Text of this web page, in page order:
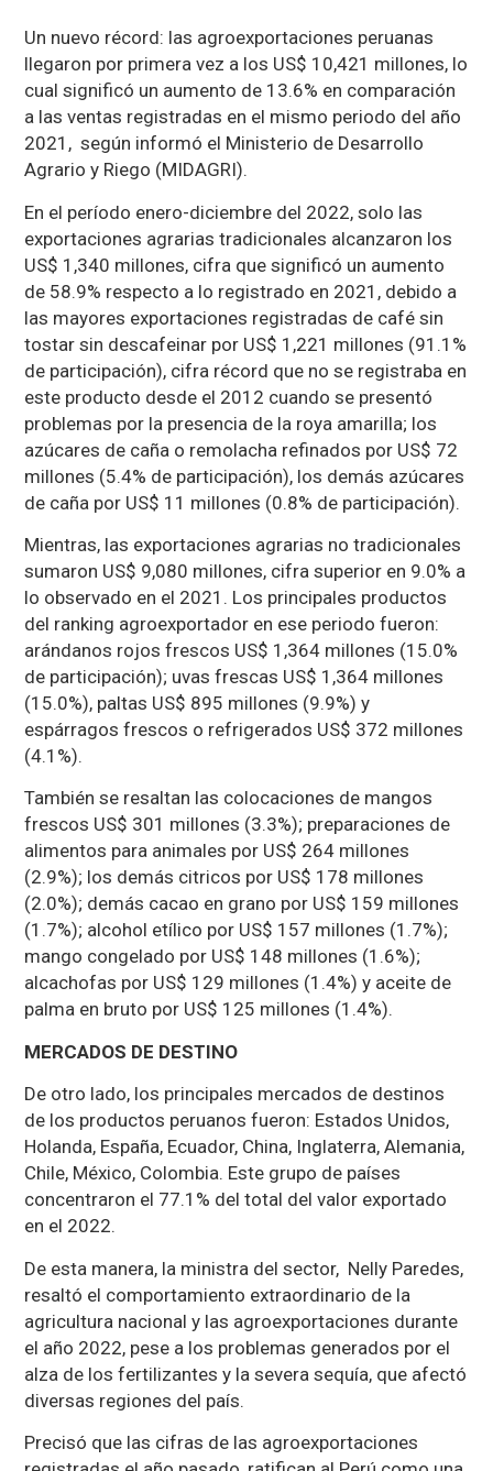
Un nuevo récord: las agroexportaciones peruanas
llegaron por primera vez a los US$ 10,421 millones, lo
cual significó un aumento de 13.6% en comparación
a las ventas registradas en el mismo periodo del año
2021, según informó el Ministerio de Desarrollo
Agrario y Riego (MIDAGRI).
En el período enero-diciembre del 2022, solo las
exportaciones agrarias tradicionales alcanzaron los
US$ 1,340 millones, cifra que significó un aumento
de 58.9% respecto a lo registrado en 2021, debido a
las mayores exportaciones registradas de café sin
tostar sin descafeinar por US$ 1,221 millones (91.1%
de participación), cifra récord que no se registraba en
este producto desde el 2012 cuando se presentó
problemas por la presencia de la roya amarilla; los
azúcares de caña o remolacha refinados por US$ 72
millones (5.4% de participación), los demás azúcares
de caña por US$ 11 millones (0.8% de participación).
Mientras, las exportaciones agrarias no tradicionales
sumaron US$ 9,080 millones, cifra superior en 9.0% a
lo observado en el 2021. Los principales productos
del ranking agroexportador en ese periodo fueron:
arándanos rojos frescos US$ 1,364 millones (15.0%
de participación); uvas frescas US$ 1,364 millones
(15.0%), paltas US$ 895 millones (9.9%) y
espárragos frescos o refrigerados US$ 372 millones
(4.1%).
También se resaltan las colocaciones de mangos
frescos US$ 301 millones (3.3%); preparaciones de
alimentos para animales por US$ 264 millones
(2.9%); los demás citricos por US$ 178 millones
(2.0%); demás cacao en grano por US$ 159 millones
(1.7%); alcohol etílico por US$ 157 millones (1.7%);
mango congelado por US$ 148 millones (1.6%);
alcachofas por US$ 129 millones (1.4%) y aceite de
palma en bruto por US$ 125 millones (1.4%).
MERCADOS DE DESTINO
De otro lado, los principales mercados de destinos
de los productos peruanos fueron: Estados Unidos,
Holanda, España, Ecuador, China, Inglaterra, Alemania,
Chile, México, Colombia. Este grupo de países
concentraron el 77.1% del total del valor exportado
en el 2022.
De esta manera, la ministra del sector, Nelly Paredes,
resaltó el comportamiento extraordinario de la
agricultura nacional y las agroexportaciones durante
el año 2022, pese a los problemas generados por el
alza de los fertilizantes y la severa sequía, que afectó
diversas regiones del país.
Precisó que las cifras de las agroexportaciones